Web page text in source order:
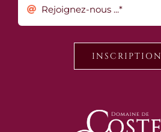
INSCRIPTION